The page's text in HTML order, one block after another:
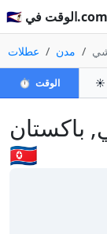
🇸🇦 الوقت في.com
عطلات مدن
⏱️ الوقت ☀️
باكستان
🇵🇰